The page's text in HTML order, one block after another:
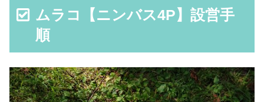
ムラコ【ニンバス4P】設営手
順